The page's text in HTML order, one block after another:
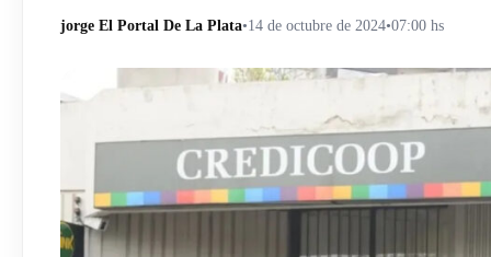
jorge El Portal De La Plata•14 de octubre de 2024•07:00 hs